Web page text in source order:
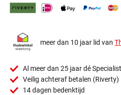
meer dan 10 jaar lid van
Al meer dan 25 jaar dé
Veilig achteraf betalen (Riverty)
14 dagen bedenktijd